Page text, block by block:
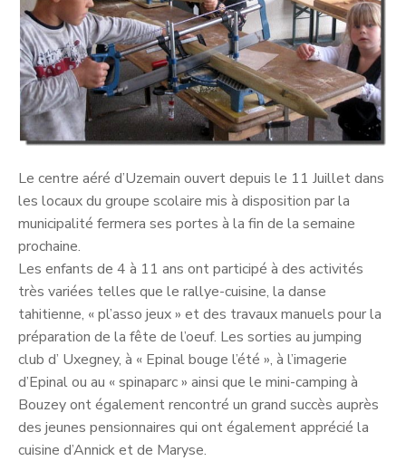
Le centre aéré d’Uzemain ouvert depuis le 11 Juillet dans
les locaux du groupe scolaire mis à disposition par la
municipalité fermera ses portes à la fin de la semaine
prochaine.
Les enfants de 4 à 11 ans ont participé à des activités
très variées telles que le rallye-cuisine, la danse
tahitienne, « pl’asso jeux » et des travaux manuels pour la
préparation de la fête de l’oeuf. Les sorties au jumping
club d’ Uxegney, à « Epinal bouge l’été », à l’imagerie
d’Epinal ou au « spinaparc » ainsi que le mini-camping à
Bouzey ont également rencontré un grand succès auprès
des jeunes pensionnaires qui ont également apprécié la
cuisine d’Annick et de Maryse.